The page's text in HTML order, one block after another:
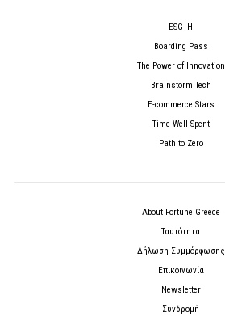
ESG+H
Boarding Pass
The Power of Innovation
Brainstorm Tech
E-commerce Stars
Time Well Spent
Path to Zero
About Fortune Greece
Ταυτότητα
Δήλωση Συμμόρφωσης
Επικοινωνία
Newsletter
Συνδρομή